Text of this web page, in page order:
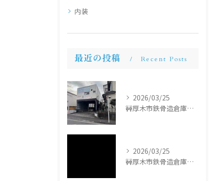
内装
最近の投稿 Recent Posts
2026/03/25
🚧厚木市鉄骨造倉庫解体工事🚧
2026/03/25
🚧厚木市鉄骨造倉庫解体工事🚧